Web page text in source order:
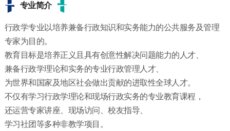
专业简介
行政学专业以培养兼备行政知识和实务能力的公共服务及管理
专家为目的。
教育目标是培养正义且具有创意性解决问题能力的人才、
兼备行政学理论和实务的专业行政管理人才、
为世界和国家及地区社会做出贡献的进取性全球人才。
不仅有学习行政学理论和现场行政实务的专业教育课程，
还运营专家讲座、现场访问、校友指导、
学习社团等多种非教学项目。